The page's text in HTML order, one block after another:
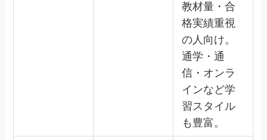
教材量・合
格実績重視
の人向け。
通学・通
信・オンラ
インなど学
習スタイル
も豊富。